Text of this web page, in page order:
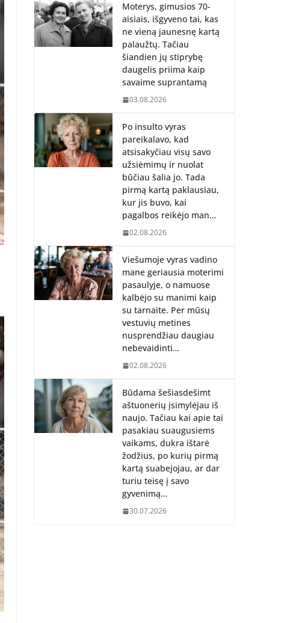
Moterys, gimusios 70-
aisiais, išgyveno tai, kas
ne vieną jaunesnę kartą
palaužtų. Tačiau
šiandien jų stiprybę
daugelis priima kaip
savaime suprantamą
03.08.2026
Po insulto vyras
pareikalavo, kad
atsisakyčiau visų savo
užsiėmimų ir nuolat
būčiau šalia jo. Tada
pirmą kartą paklausiau,
kur jis buvo, kai
pagalbos reikėjo man…
02.08.2026
Viešumoje vyras vadino
mane geriausia moterimi
pasaulyje, o namuose
kalbėjo su manimi kaip
su tarnaite. Per mūsų
vestuvių metines
nusprendžiau daugiau
nebevaidinti…
02.08.2026
Būdama šešiasdešimt
aštuonerių įsimylėjau iš
naujo. Tačiau kai apie tai
pasakiau suaugusiems
vaikams, dukra ištarė
žodžius, po kurių pirmą
kartą suabejojau, ar dar
turiu teisę į savo
gyvenimą…
30.07.2026